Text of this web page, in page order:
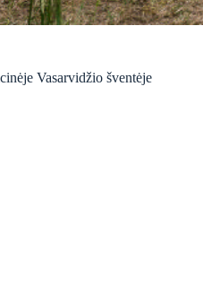
Vasarvidžio šventėje